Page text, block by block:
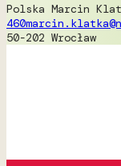
Polska Marcin
460
50-202 Wrocław